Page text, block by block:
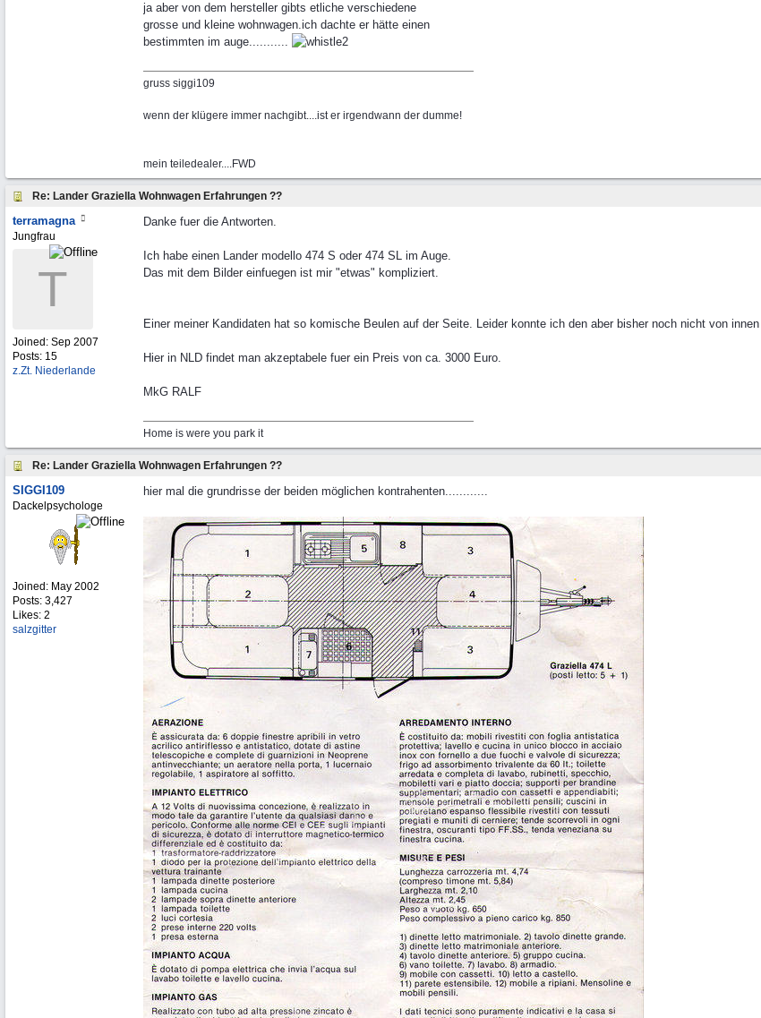
ja aber von dem hersteller gibts etliche verschiedene
grosse und kleine wohnwagen.ich dachte er hätte einen
bestimmten im auge...........
gruss siggi109
wenn der klügere immer nachgibt....ist er irgendwann der dumme!
mein teiledealer....FWD
Re: Lander Graziella Wohnwagen Erfahrungen ??
terramagna
Jungfrau
T
Joined: Sep 2007
Posts: 15
z.Zt. Niederlande
Danke fuer die Antworten.
Ich habe einen Lander modello 474 S oder 474 SL im Auge.
Das mit dem Bilder einfuegen ist mir "etwas" kompliziert.
Einer meiner Kandidaten hat so komische Beulen auf der Seite. Leider konnte ich den aber bisher noch nicht von
Hier in NLD findet man akzeptabele fuer ein Preis von ca. 3000 Euro.
MkG RALF
Home is were you park it
Re: Lander Graziella Wohnwagen Erfahrungen ??
SIGGI109
Dackelpsychologe
Joined: May 2002
Posts: 3,427
Likes: 2
salzgitter
hier mal die grundrisse der beiden möglichen kontrahenten............